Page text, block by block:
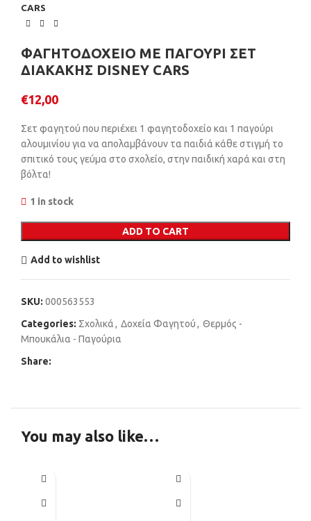
CARS
ΦΑΓΗΤΟΔΟΧΕΙΟ ΜΕ ΠΑΓΟΥΡΙ ΣΕΤ
ΔΙΑΚΑΚΗΣ DISNEY CARS
€12,00
Σετ φαγητού που περιέχει 1 φαγητοδοχείο και 1 παγούρι
αλουμινίου για να απολαμβάνουν τα παιδιά κάθε στιγμή το
σπιτικό τους γεύμα στο σχολείο, στην παιδική χαρά και στη
βόλτα!
1 in stock
ADD TO CART
Add to wishlist
SKU: 000563553
Categories: Σχολικά, Δοχεία Φαγητού, Θερμός -
Μπουκάλια - Παγούρια
Share:
You may also like…